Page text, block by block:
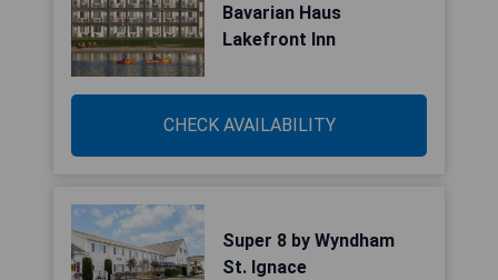
Bavarian Haus
Lakefront Inn
CHECK AVAILABILITY
Super 8 by Wyndham
St. Ignace